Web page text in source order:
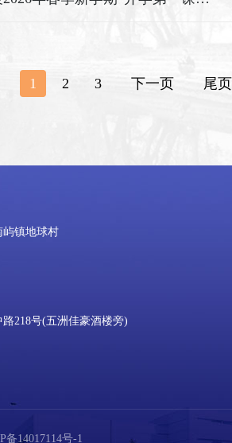
1 2 3 下一页 尾页
屿镇地球村
218号(五洲佳豪酒楼旁)
备14017114号-1